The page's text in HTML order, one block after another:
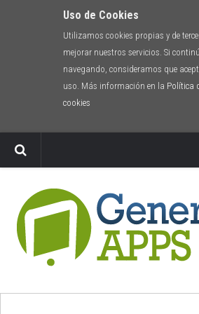
Uso de Cookies
Utilizamos cookies propias y de
mejorar nuestros servicios. Si
navegando, consideramos que
uso. Más información en la Política
cookies
Envíanos tu app